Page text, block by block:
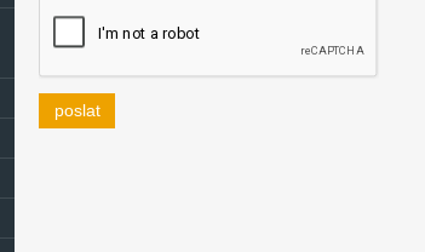
poslat